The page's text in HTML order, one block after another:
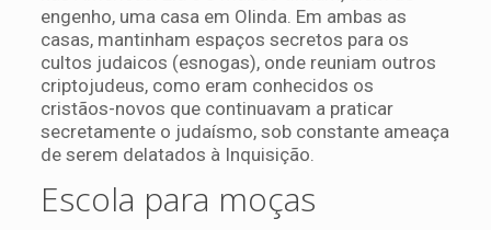
engenho, uma casa em Olinda. Em ambas as
casas, mantinham espaços secretos para os
cultos judaicos (esnogas), onde reuniam outros
criptojudeus, como eram conhecidos os
cristãos-novos que continuavam a praticar
secretamente o judaísmo, sob constante ameaça
de serem delatados à Inquisição.
Escola para moças